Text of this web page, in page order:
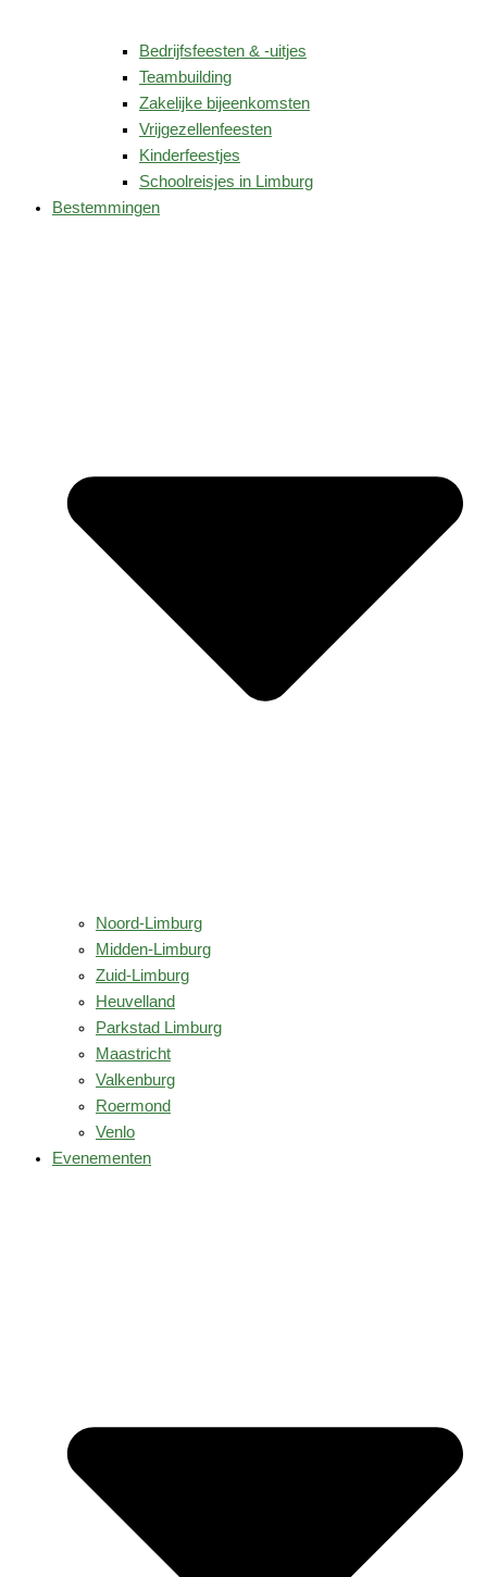
Bedrijfsfeesten & -uitjes
Teambuilding
Zakelijke bijeenkomsten
Vrijgezellenfeesten
Kinderfeestjes
Schoolreisjes in Limburg
Bestemmingen
Noord-Limburg
Midden-Limburg
Zuid-Limburg
Heuvelland
Parkstad Limburg
Maastricht
Valkenburg
Roermond
Venlo
Evenementen